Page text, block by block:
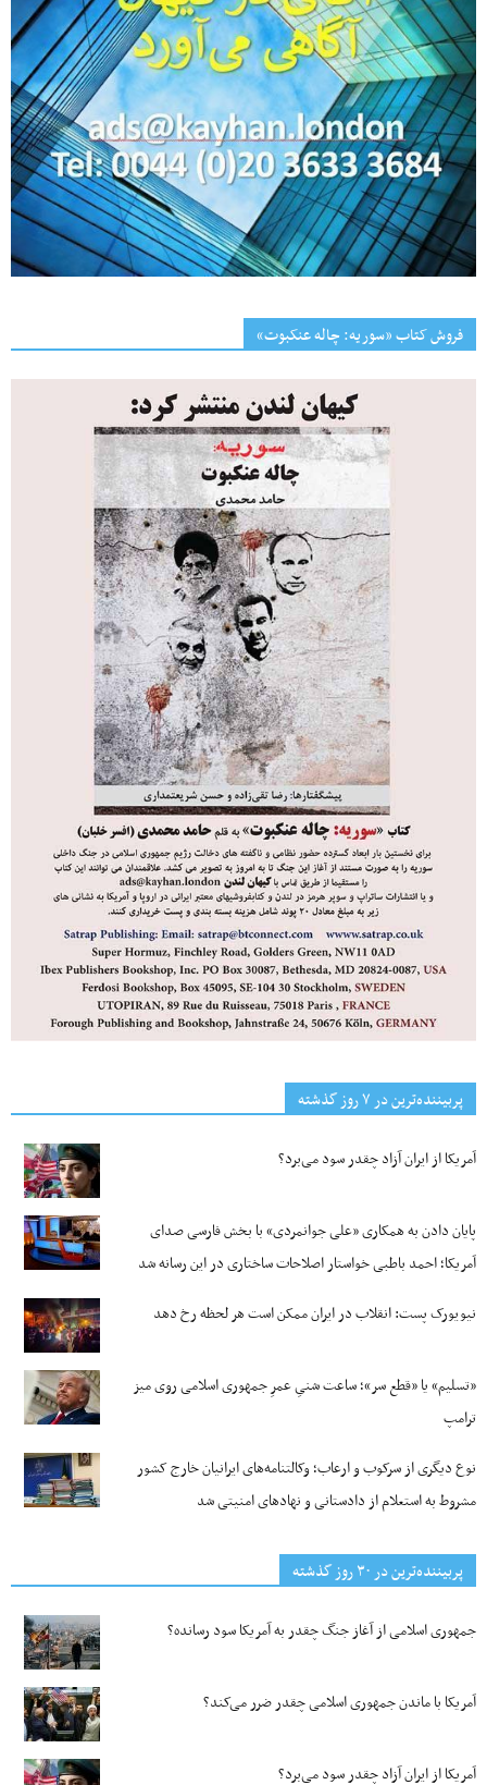
فروش کتاب «سوریه: چاله عنکبوت»
پربیننده‌ترین‌ در ۷ روز گذشته
آمریکا از ایران آزاد چقدر سود می‌برد؟
پایان دادن به همکاری «علی جوانمردی» با بخش فارسی صدای
آمریکا؛ احمد باطبی خواستار اصلاحات ساختاری در این رسانه شد
نیویورک پست: انقلاب در ایران ممکن است هر لحظه رخ دهد
«تسلیم» یا «قطع سر»؛ ساعت شنیِ عمرِ جمهوری اسلامی روی میز
ترامپ
نوع دیگری از سرکوب و ارعاب؛ وکالتنامه‌های ایرانیان خارج کشور
مشروط به استعلام از دادستانی و نهادهای امنیتی شد
پربیننده‌ترین‌ در ۳۰ روز گذشته
جمهوری اسلامی از آغاز جنگ چقدر به آمریکا سود رسانده؟
آمریکا با ماندن جمهوری اسلامی چقدر ضرر می‌کند؟
آمریکا از ایران آزاد چقدر سود می‌برد؟